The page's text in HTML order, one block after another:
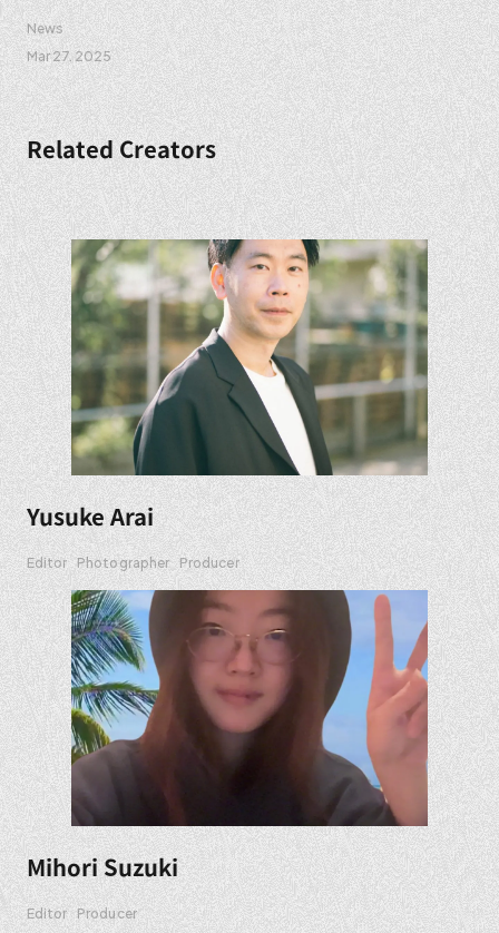
News
Mar 27. 2025
Related Creators
Yusuke Arai
Editor Photographer Producer
Mihori Suzuki
Editor Producer